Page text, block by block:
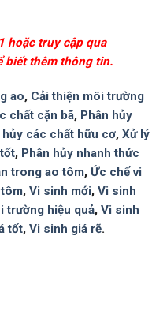
hoặc truy cập qua
biết thêm thông tin.
ao, Cải thiện môi trường
chất cặn bã, Phân hủy
hủy các chất hữu cơ, Xử lý
, Phân hủy nhanh thức
trong ao tôm, Ức chế vi
, Vi sinh mới, Vi sinh
trường hiệu quả, Vi sinh
tốt, Vi sinh giá rẽ.